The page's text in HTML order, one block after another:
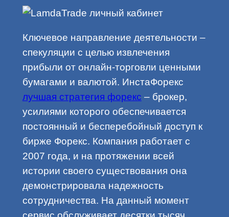
Ключевое направление деятельности –
спекуляции с целью извлечения
прибыли от онлайн-торговли ценными
бумагами и валютой. ИнстаФорекс
лучшая стратегия форекс – брокер,
усилиями которого обеспечивается
постоянный и бесперебойный доступ к
бирже Форекс. Компания работает с
2007 года, и на протяжении всей
истории своего существования она
демонстрировала надежность
сотрудничества. На данный момент